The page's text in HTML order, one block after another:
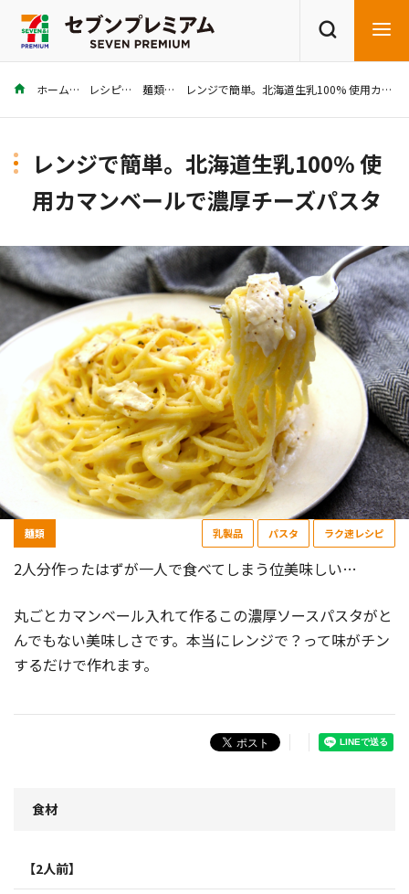
商品を探す レシピを探す
ホーム レシピ 麺類 レンジで簡単。北海道生乳100% 使用カマンベールで濃厚チーズパスタ
レンジで簡単。北海道生乳100% 使
用カマンベールで濃厚チーズパスタ
麺類 乳製品 パスタ ラク速レシピ
2人分作ったはずが一人で食べてしまう位美味しい…
丸ごとカマンベール入れて作るこの濃厚ソースパスタがと
んでもない美味しさです。本当にレンジで？って味がチン
するだけで作れます。
食材
【2人前】